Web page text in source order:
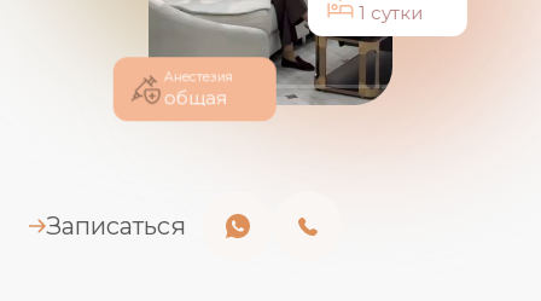
1 сутки
Анестезия
общая
Записаться